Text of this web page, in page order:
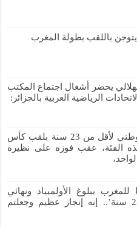
باللقب بطولة المغرب
يحضر أشغال اجتماع المكتب
الرياضية العربية بالجزائر:
توج المنتخب الوطني لأقل من 23 سنة بلقب كأس
الفئة، عقب فوزه على نظيره
للمغرب ببلوغ الأولمبياد ونهائي
‘كان أقل من 23 سنة’.. إنه إنجاز عظيم وجعلتم